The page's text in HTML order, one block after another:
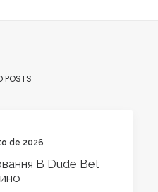
POSTS
de 2026
В Dude Bet